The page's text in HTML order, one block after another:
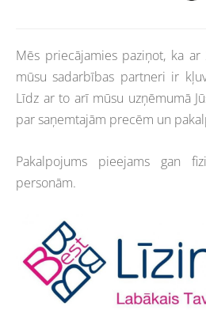
Mēs priecājamies paziņot, ka
mūsu sadarbības partneri ir
Līdz ar to arī mūsu uzņēmumā
par saņemtajām precēm un
Pakalpojums pieejams gan
personām.